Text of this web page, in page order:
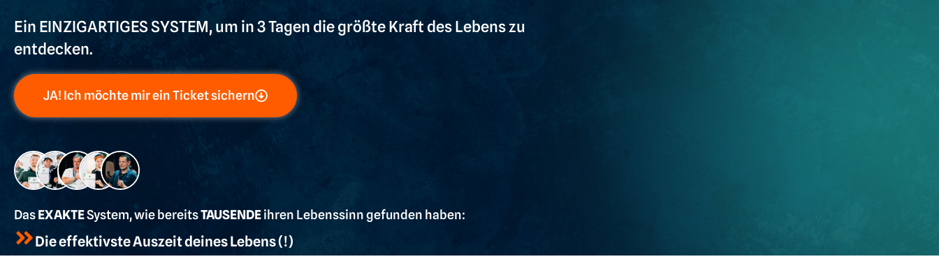
Ein EINZIGARTIGES SYSTEM, um in 3 Tagen die größte Kraft des Lebens zu
entdecken.
JA! Ich möchte mir ein Ticket sichern
DasEXAKTESystem, wie bereitsTAUSENDEihren Lebenssinn gefunden haben:
Die effektivste Auszeit deines Lebens (!)